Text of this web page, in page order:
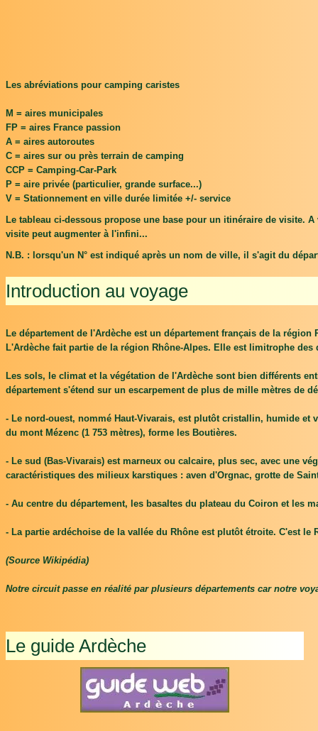
Les abréviations pour camping caristes
M = aires municipales
FP = aires France passion
A = aires autoroutes
C = aires sur ou près terrain de camping
CCP = Camping-Car-Park
P = aire privée (particulier, grande surface...)
V = Stationnement en ville durée limitée +/- service
Le tableau ci-dessous propose une base pour un itinéraire de visite.
visite peut augmenter à l'infini...
N.B. : lorsqu'un N° est indiqué après un nom de ville, il s'agit du
Introduction au voyage
Le département de l'Ardèche est un département français de la
L'Ardèche fait partie de la région Rhône-Alpes. Elle est limitrophe
Les sols, le climat et la végétation de l'Ardèche sont bien différents
département s'étend sur un escarpement de plus de mille mètres de
- Le nord-ouest, nommé Haut-Vivarais, est plutôt cristallin, humide et
du mont Mézenc (1 753 mètres), forme les Boutières.
- Le sud (Bas-Vivarais) est marneux ou calcaire, plus sec, avec une
caractéristiques des milieux karstiques : aven d'Orgnac, grotte de
- Au centre du département, les basaltes du plateau du Coiron et les
- La partie ardéchoise de la vallée du Rhône est plutôt étroite. C'est
(Source Wikipédia)
Notre circuit passe en réalité par plusieurs départements car notre
Le guide Ardèche